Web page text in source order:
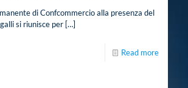
di Confcommercio alla presenza del
si riunisce per […]
Read more